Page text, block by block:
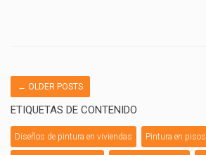
← OLDER POSTS
ETIQUETAS DE CONTENIDO
Diseños de pintura en viviendas Pintura en pisos